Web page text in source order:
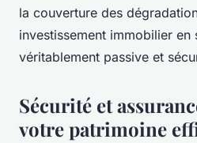
la couverture des
investissement immobilier en
véritablement passive et
Sécurité et
votre patrimoine